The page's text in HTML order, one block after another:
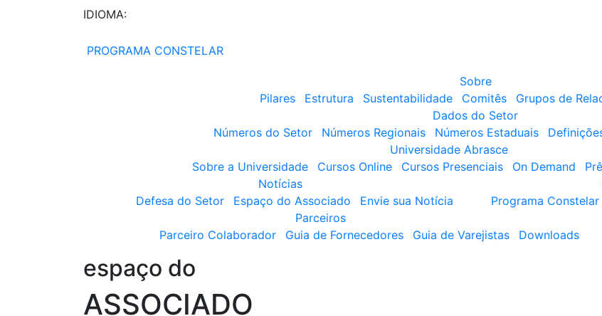
IDIOMA:
PROGRAMA CONSTELAR
Sobre
Pilares
Estrutura Sustentabilidade Comitês Grupos de
Dados do Setor
Números do Setor
Números Regionais Números Estaduais
Universidade Abrasce
Sobre a Universidade
Cursos Online Cursos Presenciais On Demand
Notícias
Defesa do Setor
Espaço do Associado Envie sua Notícia
Programa Constelar
Parceiros
Parceiro Colaborador
Guia de Fornecedores Guia de Varejistas Downloads
espaço do
ASSOCIADO